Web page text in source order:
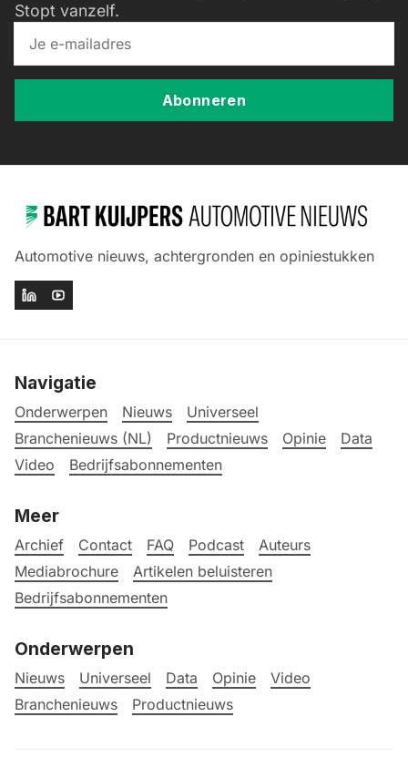
Stopt vanzelf.
Abonneren
Automotive nieuws, achtergronden en opiniestukken
Navigatie
Onderwerpen Nieuws
Universeel
Branchenieuws (NL)
Productnieuws Opinie
Data
Video
Bedrijfsabonnementen
Meer
Archief Contact FAQ Podcast
Auteurs
Mediabrochure
Artikelen beluisteren
Bedrijfsabonnementen
Onderwerpen
Nieuws Universeel Data Opinie
Video
Branchenieuws
Productnieuws